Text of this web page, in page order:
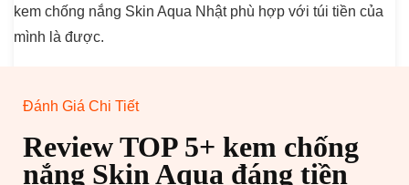
kem chống nắng Skin Aqua Nhật phù hợp với túi tiền của
mình là được.
Đánh Giá Chi Tiết
Review TOP 5+ kem chống
nắng Skin Aqua đáng tiền